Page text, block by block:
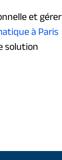
et gérer
à Paris
solution